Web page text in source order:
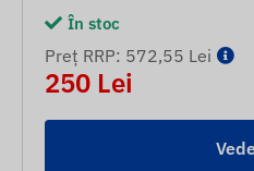
În stoc
Preț RRP: 572,55 Lei
250 Lei